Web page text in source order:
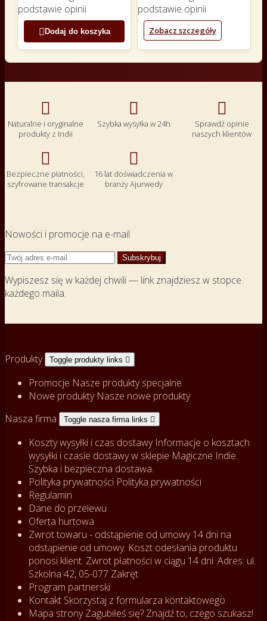
podstawie opinii
 Dodaj do koszyka
podstawie opinii
Zobacz szczegóły

Naturalne i oryginalne
produkty z Indii

Szybka wysyłka w 24h

Sprawdź opinie
naszych klientów

Bezpieczne płatności,
szyfrowane transakcje

16 lat doświadczenia w
branży Ajurwedy
Nowości i promocje na e-mail
Wypiszesz się w każdej chwili — link znajdziesz w stopce
każdego maila.
Produkty Toggle produkty links 
Promocje Nasze produkty specjalne
Nowe produkty Nasze nowe produkty
Nasza firma
Toggle nasza firma links 
Koszty wysyłki i czas dostawy Informacje o kosztach
wysyłki i czasie dostawy w sklepie Magiczne Indie.
Szybka i bezpieczna dostawa.
Polityka prywatności Polityka prywatności
Regulamin
Dane do przelewu
Oferta hurtowa
Zwrot towaru - odstąpienie od umowy14 dni na
odstąpienie od umowy. Koszt odesłania produktu
ponosi klient. Zwrot płatności w ciągu 14 dni. Adres: ul.
Szkolna 42, 05-077 Zakręt.
Program partnerski
Kontakt Skorzystaj z formularza kontaktowego
Mapa stronyZagubiłeś się? Znajdź to, czego szukasz!